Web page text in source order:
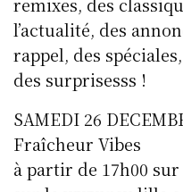
remixes, des
l’actualité, des
rappel, des
des surprisesss !
SAMEDI 26
Fraîcheur Vibes
à partir de 17h00